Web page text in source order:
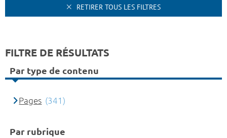
RETIRER TOUS LES FILTRES
FILTRE DE RÉSULTATS
Par type de contenu
Pages (341)
Par rubrique